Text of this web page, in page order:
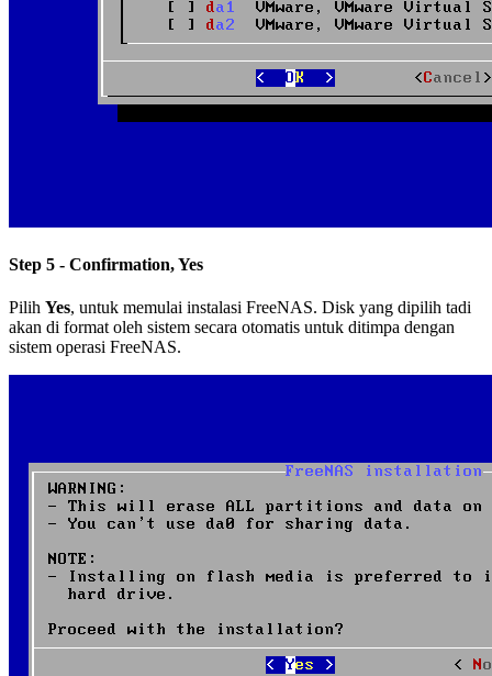
Step 5 - Confirmation, Yes
Pilih Yes, untuk memulai instalasi FreeNAS. Disk yang dipilih tadi
akan di format oleh sistem secara otomatis untuk ditimpa dengan
sistem operasi FreeNAS.